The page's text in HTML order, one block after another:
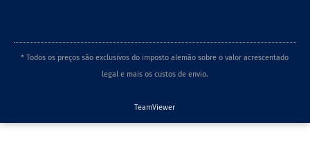
* Todos os preços são exclusivos do imposto alemão sobre o valor acrescentado
legal e mais os custos de envio.
TeamViewer